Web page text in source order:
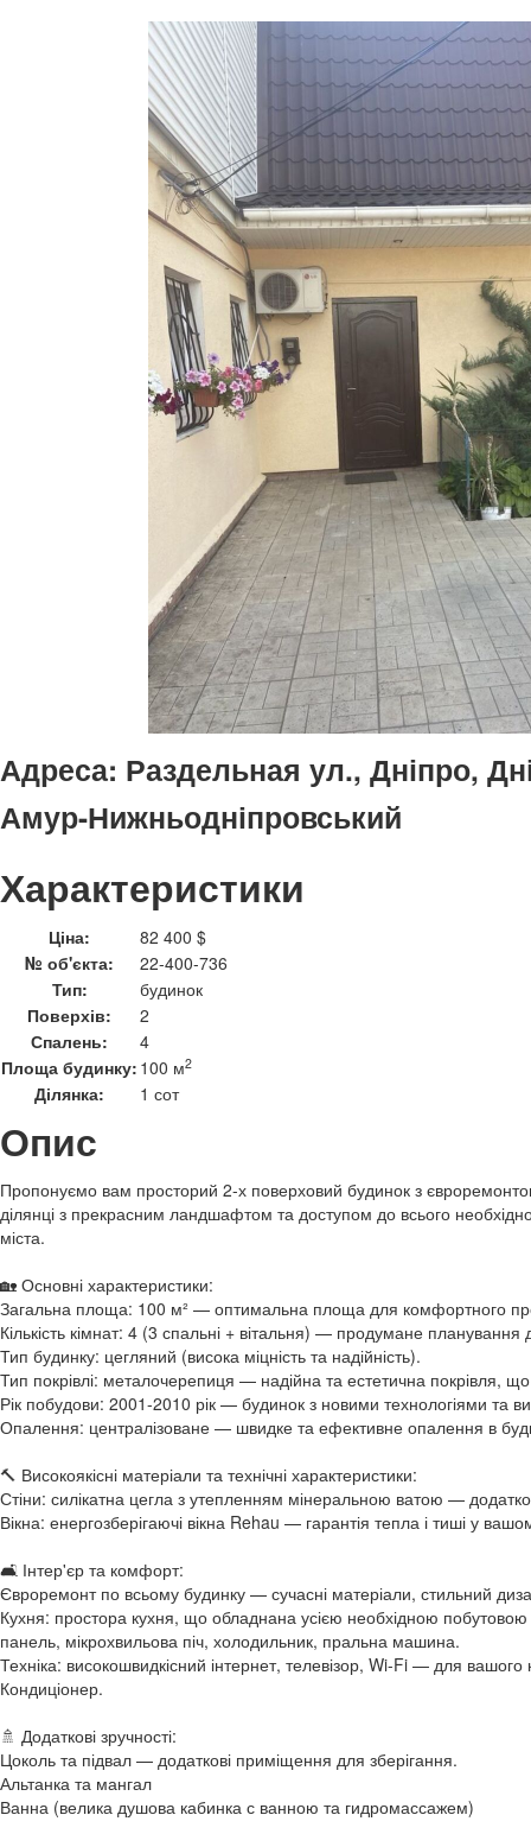
Адреса: Раздельная ул., Дніпро,
Амур-Нижньодніпровський
Характеристики
Ціна:
82 400 $
№ об'єкта:
22-400-736
Тип:
будинок
Поверхів:
2
Спалень:
4
Площа будинку: 100 м2
Ділянка: 1 сот
Опис
Пропонуємо вам просторий 2-х поверховий будинок з
ділянці з прекрасним ландшафтом та доступом до всього
міста.
🏡 Основні характеристики:
Загальна площа: 100 м² — оптимальна площа для комфортного
Кількість кімнат: 4 (3 спальні + вітальня) — продумане
Тип будинку: цегляний (висока міцність та надійність).
Тип покрівлі: металочерепиця — надійна та естетична покрівля,
Рік побудови: 2001-2010 рік — будинок з новими технологіями та
Опалення: централізоване — швидке та ефективне опалення в
🔨 Високоякісні матеріали та технічні характеристики:
Стіни: силікатна цегла з утепленням мінеральною ватою —
Вікна: енергозберігаючі вікна Rehau — гарантія тепла і тиші у
🛋️ Інтер'єр та комфорт:
Євроремонт по всьому будинку — сучасні матеріали, стильний
Кухня: простора кухня, що обладнана усією необхідною
панель, мікрохвильова піч, холодильник, пральна машина.
Техніка: високошвидкісний інтернет, телевізор, Wi-Fi — для вашого
Кондиціонер.
🚿 Додаткові зручності:
Цоколь та підвал — додаткові приміщення для зберігання.
Альтанка та мангал
Ванна (велика душова кабинка с ванною та гидромассажем)